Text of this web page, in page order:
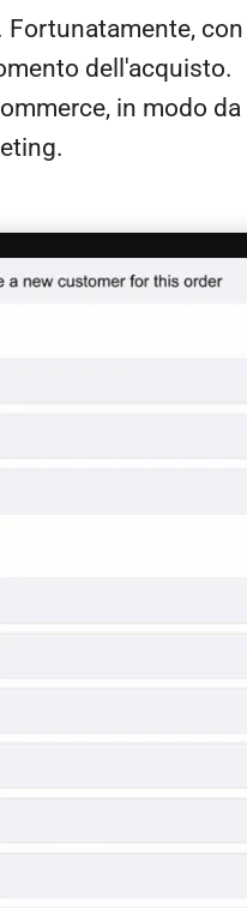
Fortunatamente, con
dell'acquisto.
in modo da